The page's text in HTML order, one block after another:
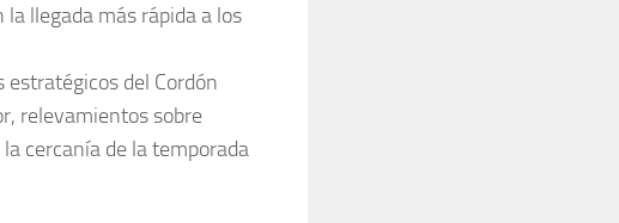
llegada más rápida a los
del Cordón
relevamientos sobre
cercanía de la temporada